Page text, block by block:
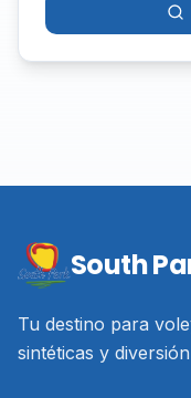
South
Tu destino para
sintéticas y